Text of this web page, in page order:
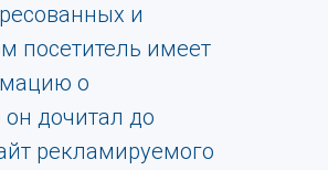
и
посетитель имеет
о
дочитал до
рекламируемого